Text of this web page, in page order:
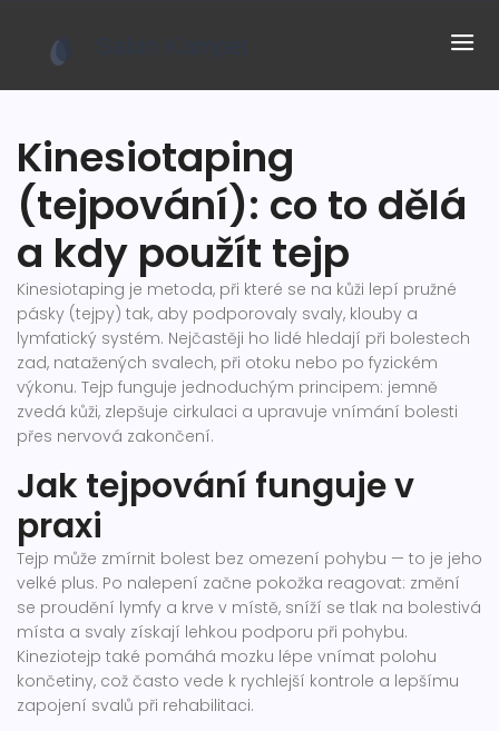
Kinesiotaping
(tejpování): co to dělá
a kdy použít tejp
Kinesiotaping je metoda, při které se na kůži lepí pružné
pásky (tejpy) tak, aby podporovaly svaly, klouby a
lymfatický systém. Nejčastěji ho lidé hledají při bolestech
zad, natažených svalech, při otoku nebo po fyzickém
výkonu. Tejp funguje jednoduchým principem: jemně
zvedá kůži, zlepšuje cirkulaci a upravuje vnímání bolesti
přes nervová zakončení.
Jak tejpování funguje v
praxi
Tejp může zmírnit bolest bez omezení pohybu — to je jeho
velké plus. Po nalepení začne pokožka reagovat: změní
se proudění lymfy a krve v místě, sníží se tlak na bolestivá
místa a svaly získají lehkou podporu při pohybu.
Kineziotejp také pomáhá mozku lépe vnímat polohu
končetiny, což často vede k rychlejší kontrole a lepšímu
zapojení svalů při rehabilitaci.